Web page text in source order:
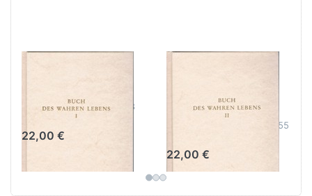
Band I Unterweisung 1-28
22,00 €
Band II
Band II Unterweisung 29-55
22,00 €